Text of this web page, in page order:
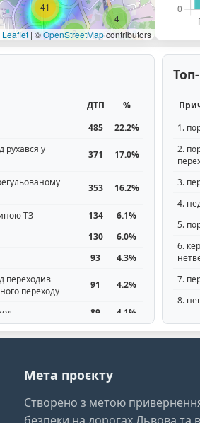
3
4
41
Leaflet | ©OpenStreetMapcontributors
ДТП
%
485
22.2%
рухався у
371 17.0%
353 16.2%
ТЗ 134
6.1%
130
6.0%
93
4.3%
переходив
переходу
91 4.2%
89
4.1%
81 3.7%
77
1.
2.
3.
4.
5.
6.
7.
8.
9.
Мета проєкту
Створено з метою